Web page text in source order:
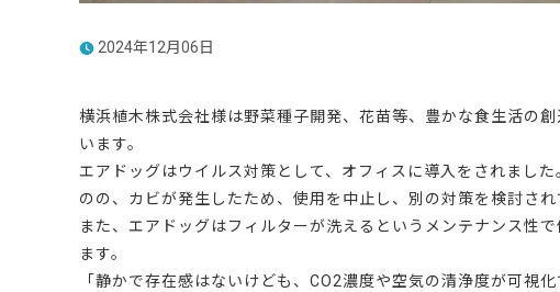
2024年12月06日
横浜植木株式会社様は野菜種子開発、花苗等、豊かな食生活の
います。
エアドッグはウイルス対策として、オフィスに導入をされまし
のの、カビが発生したため、使用を中止し、別の対策を検討され
また、エアドッグはフィルターが洗えるというメンテナンス性
ます。
「静かで存在感はないけども、CO2濃度や空気の清浄度が可視化